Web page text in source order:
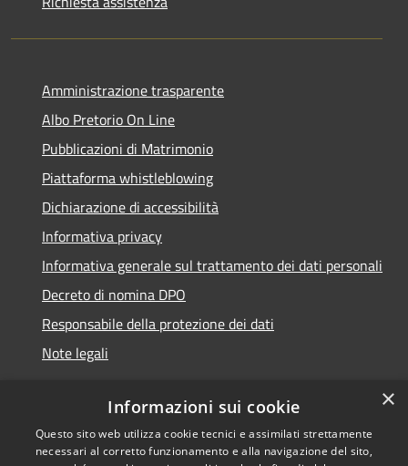
Amministrazione trasparente
Albo Pretorio On Line
Pubblicazioni di Matrimonio
Piattaforma whistleblowing
Dichiarazione di accessibilità
Informativa privacy
Informativa generale sul trattamento dei dati personali
Decreto di nomina DPO
Responsabile della protezione dei dati
Note legali
RSS
© 2021 - 2026 Comune di
×
Informazioni sui cookie
Questo sito web utilizza cookie tecnici e assimilati strettamente
necessari al corretto funzionamento e alla navigazione del sito,